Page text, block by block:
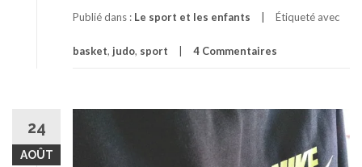
Publié dans : Le sport et les enfants Étiqueté avec
basket, judo, sport 4 Commentaires
24
AOÛT